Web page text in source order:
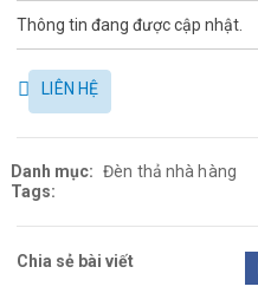
Thông tin đang được cập nhật.
LIÊN HỆ
Danh mục: Đèn thả nhà hàng
Tags:
Chia sẻ bài viết